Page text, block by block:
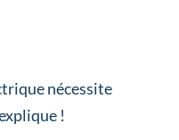
nécessite
!